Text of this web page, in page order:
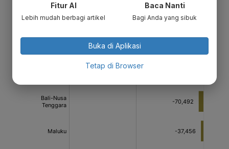
Fitur AI
Lebih mudah berbagi artikel
Baca Nanti
Bagi Anda yang sibuk
Buka di Aplikasi
Tetap di Browser